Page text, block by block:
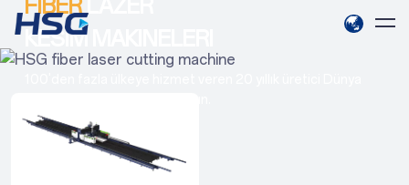
FIBERLAZER
KESIM MAKINELERI